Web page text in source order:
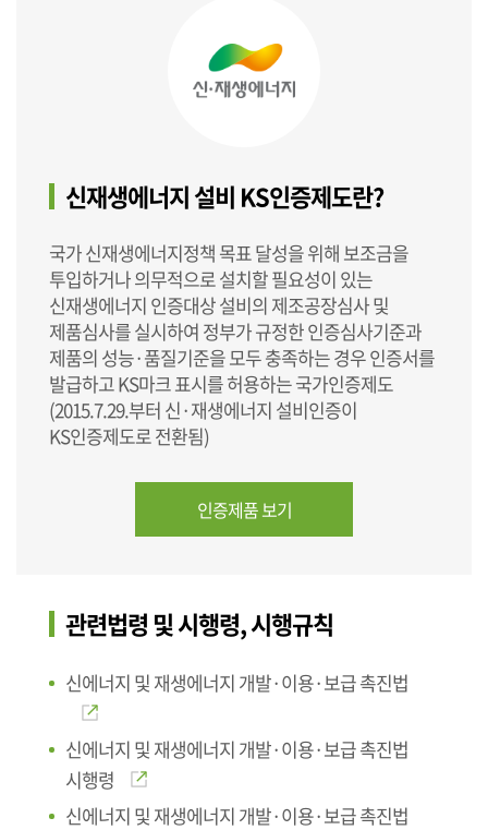
신재생에너지 설비 KS인증제도란?
국가 신재생에너지정책 목표 달성을 위해 보조금을
투입하거나 의무적으로 설치할 필요성이 있는
신재생에너지 인증대상 설비의 제조공장심사 및
제품심사를 실시하여 정부가 규정한 인증심사기준과
제품의 성능·품질기준을 모두 충족하는 경우 인증서를
발급하고 KS마크 표시를 허용하는 국가인증제도
(2015.7.29.부터 신·재생에너지 설비인증이
KS인증제도로 전환됨)
인증제품 보기
관련법령 및 시행령, 시행규칙
신에너지 및 재생에너지 개발·이용·보급 촉진법
신에너지 및 재생에너지 개발·이용·보급 촉진법
시행령
신에너지 및 재생에너지 개발·이용·보급 촉진법